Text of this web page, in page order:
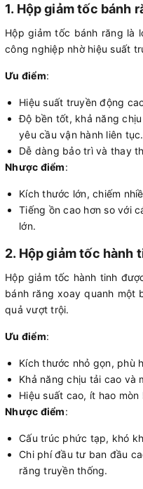
1. Hộp giảm tốc bánh
Hộp giảm tốc bánh răng là
công nghiệp nhờ hiệu suất
Ưu điểm:
Hiệu suất truyền động
Độ bền tốt, khả năng
yêu cầu vận hành liên tục.
Dễ dàng bảo trì và thay
Nhược điểm:
Kích thước lớn, chiếm
Tiếng ồn cao hơn so với
lớn.
2. Hộp giảm tốc hành
Hộp giảm tốc hành tinh
bánh răng xoay quanh một
quả vượt trội.
Ưu điểm:
Kích thước nhỏ gọn, phù
Khả năng chịu tải cao và
Hiệu suất cao, ít hao
Nhược điểm:
Cấu trúc phức tạp, khó
Chi phí đầu tư ban đầu
răng truyền thống.